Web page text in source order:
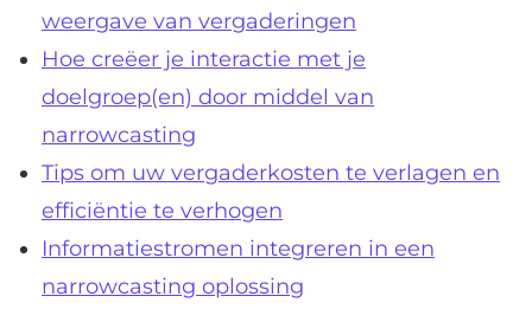
weergave van vergaderingen
Hoe creëer je interactie met je
doelgroep(en) door middel van
narrowcasting
Tips om uw vergaderkosten te verlagen en
efficiëntie te verhogen
Informatiestromen integreren in een
narrowcasting oplossing